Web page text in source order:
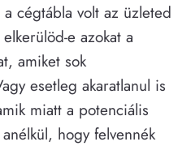
cégtábla volt az üzleted
e azokat a
amiket sok
esetleg akaratlanul is
miatt a potenciális
hogy felvennék